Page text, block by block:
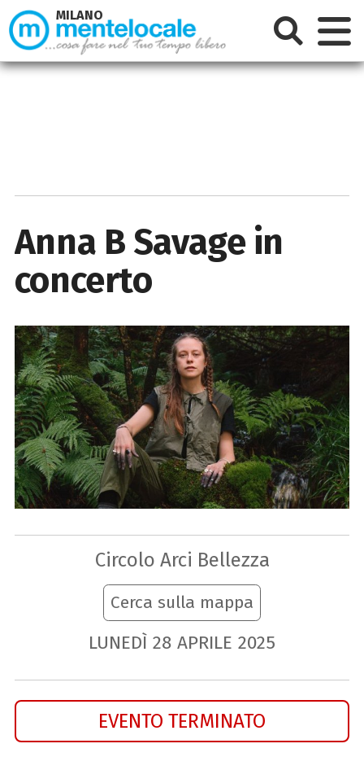
Anna B Savage in
concerto
Circolo Arci Bellezza
Cerca sulla mappa
LUNEDÌ 28 APRILE 2025
EVENTO TERMINATO
MILANO